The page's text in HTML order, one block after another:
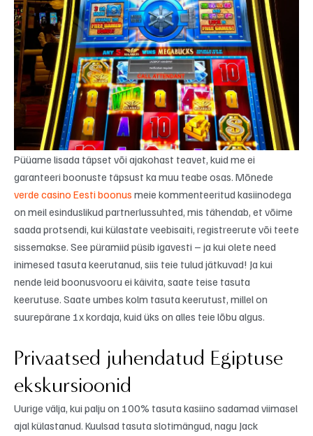
Püüame lisada täpset või ajakohast teavet, kuid me ei
garanteeri boonuste täpsust ka muu teabe osas. Mõnede
verde casino Eesti boonus meie kommenteeritud kasiinodega
on meil esinduslikud partnerlussuhted, mis tähendab, et võime
saada protsendi, kui külastate veebisaiti, registreerute või teete
sissemakse. See püramiid püsib igavesti – ja kui olete need
inimesed tasuta keerutanud, siis teie tulud jätkuvad! Ja kui
nende leid boonusvooru ei käivita, saate teise tasuta
keerutuse. Saate umbes kolm tasuta keerutust, millel on
suurepärane 1x kordaja, kuid üks on alles teie lõbu algus.
Privaatsed juhendatud Egiptuse
ekskursioonid
Uurige välja, kui palju on 100% tasuta kasiino sadamad viimasel
ajal külastanud. Kuulsad tasuta slotimängud, nagu Jack